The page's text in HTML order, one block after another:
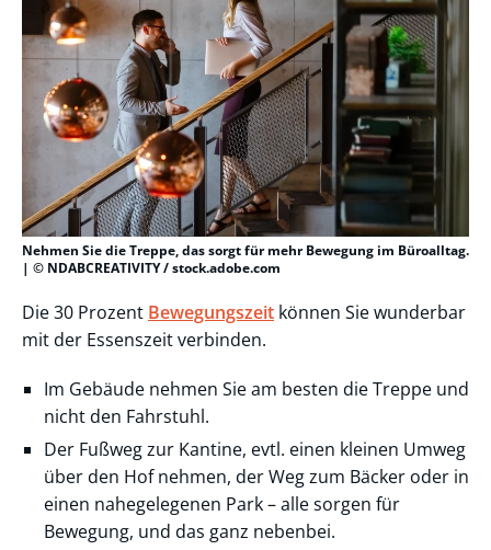
Nehmen Sie die Treppe, das sorgt für mehr Bewegung im Büroalltag.
| © NDABCREATIVITY / stock.adobe.com
Die 30 Prozent Bewegungszeit können Sie wunderbar
mit der Essenszeit verbinden.
Im Gebäude nehmen Sie am besten die Treppe und
nicht den Fahrstuhl.
Der Fußweg zur Kantine, evtl. einen kleinen Umweg
über den Hof nehmen, der Weg zum Bäcker oder in
einen nahegelegenen Park – alle sorgen für
Bewegung, und das ganz nebenbei.